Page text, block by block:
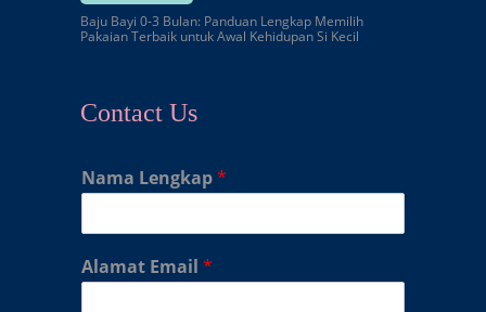
Baju Bayi 0-3 Bulan: Panduan Lengkap Memilih
Pakaian Terbaik untuk Awal Kehidupan Si Kecil
Contact Us
Nama Lengkap*
Alamat Email *